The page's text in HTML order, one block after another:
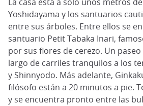
Yoshidayama y los santuarios
entre sus árboles. Entre ellos se
santuario Petit Tabaka Inari,
por sus flores de cerezo. Un
largo de carriles tranquilos a los
y Shinnyodo. Más adelante,
filósofo están a 20 minutos a pie.
y se encuentra pronto entre las